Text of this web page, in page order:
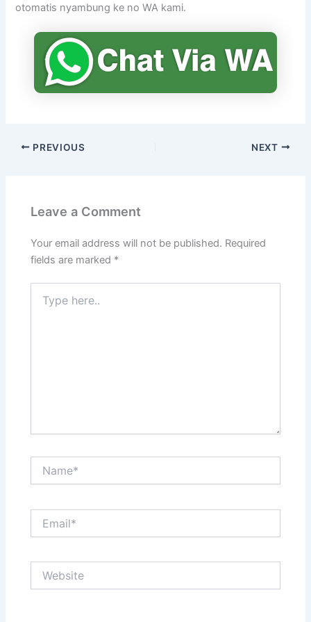
otomatis nyambung ke no WA kami.
PREVIOUS NEXT
Leave a Comment
Your email address will not be published. Required
fields are marked *
here..